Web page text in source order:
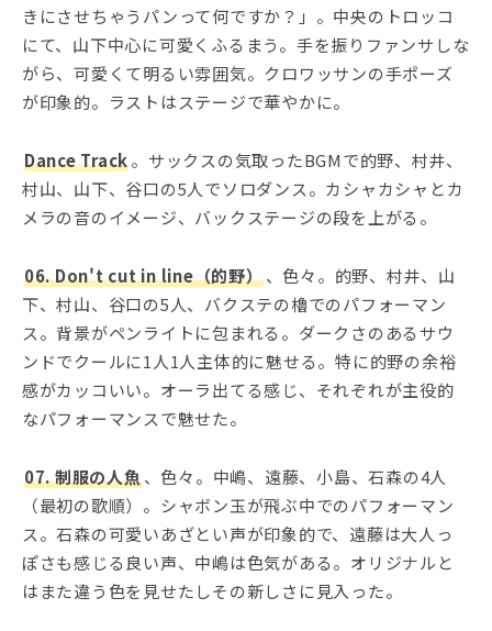
きにさせちゃうパンって何ですか？」。中央のトロッコ
にて、山下中心に可愛くふるまう。手を振りファンサしな
がら、可愛くて明るい雰囲気。クロワッサンの手ポーズ
が印象的。ラストはステージで華やかに。
Dance Track。サックスの気取ったBGMで的野、村井、
村山、山下、谷口の5人でソロダンス。カシャカシャとカ
メラの音のイメージ、バックステージの段を上がる。
06. Don't cut in line（的野）、色々。的野、村井、山
下、村山、谷口の5人、バクステの櫓でのパフォーマン
ス。背景がペンライトに包まれる。ダークさのあるサウ
ンドでクールに1人1人主体的に魅せる。特に的野の余裕
感がカッコいい。オーラ出てる感じ、それぞれが主役的
なパフォーマンスで魅せた。
07. 制服の人魚、色々。中嶋、遠藤、小島、石森の4人
（最初の歌順）。シャボン玉が飛ぶ中でのパフォーマン
ス。石森の可愛いあざとい声が印象的で、遠藤は大人っ
ぽさも感じる良い声、中嶋は色気がある。オリジナルと
はまた違う色を見せたしその新しさに見入った。